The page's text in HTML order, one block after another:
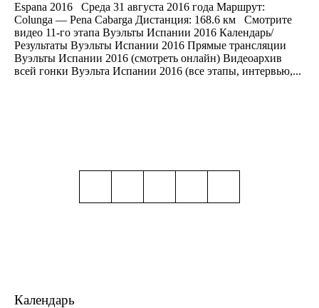
Espana 2016 Среда 31 августа 2016 года Маршрут:
Colunga — Pena Cabarga Дистанция: 168.6 км Смотрите
видео 11-го этапа Вуэльты Испании 2016 Календарь/
Результаты Вуэльты Испании 2016 Прямые трансляции
Вуэльты Испании 2016 (смотреть онлайн) Видеоархив
всей гонки Вуэльта Испании 2016 (все этапы, интервью,...
Календарь